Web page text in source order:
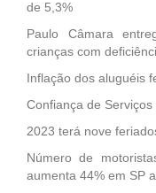
de 5,3%
Paulo Câmara
crianças com
Inflação dos aluguéis
Confiança de
2023 terá nove
Número de
aumenta 44% em SP